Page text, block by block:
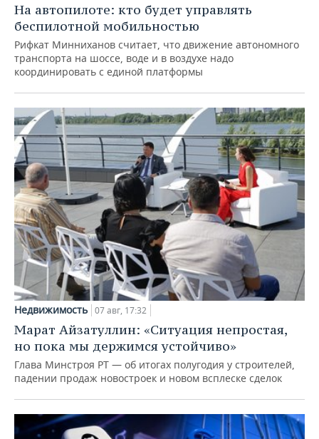
На автопилоте: кто будет управлять
беспилотной мобильностью
Рифкат Минниханов считает, что движение автономного
транспорта на шоссе, воде и в воздухе надо
координировать с единой платформы
Недвижимость 07 авг, 17:32
Марат Айзатуллин: «Ситуация непростая,
но пока мы держимся устойчиво»
Глава Минстроя РТ — об итогах полугодия у строителей,
падении продаж новостроек и новом всплеске сделок